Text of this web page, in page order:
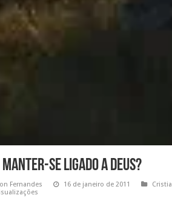
manter-se ligado a Deus?
Fernandes 16 de janeiro de 2011